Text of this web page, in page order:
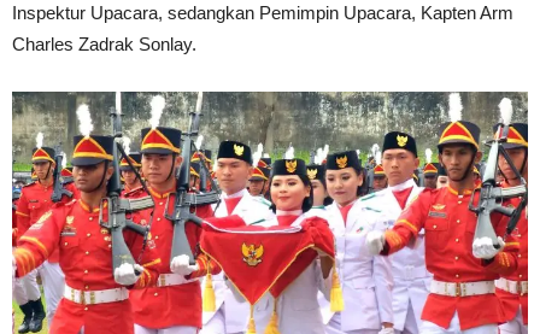
Inspektur Upacara, sedangkan Pemimpin Upacara, Kapten Arm
Charles Zadrak Sonlay.